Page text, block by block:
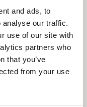
and ads, to
analyse our traffic.
use of our site with
partners who
that you’ve
from your use